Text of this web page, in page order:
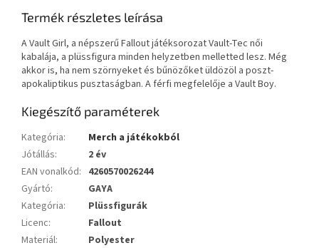
Termék részletes leírása
A Vault Girl, a népszerű Fallout játéksorozat Vault-Tec női
kabalája, a plüssfigura minden helyzetben melletted lesz. Még
akkor is, ha nem szörnyeket és bűnözőket üldözöl a poszt-
apokaliptikus pusztaságban. A férfi megfelelője a Vault Boy.
Kiegészítő paraméterek
Kategória:
Merch a játékokból
Jótállás:
2 év
EAN vonalkód: 4260570026244
Gyártó:
GAYA
Kategória:
Plüssfigurák
Licenc:
Fallout
Materiál:
Polyester